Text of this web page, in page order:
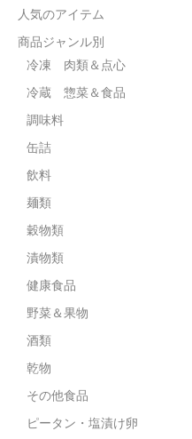
人気のアイテム
商品ジャンル別
冷凍 肉類＆点心
冷蔵 惣菜＆食品
調味料
缶詰
飲料
麺類
穀物類
漬物類
健康食品
野菜＆果物
酒類
乾物
その他食品
ピータン・塩漬け卵